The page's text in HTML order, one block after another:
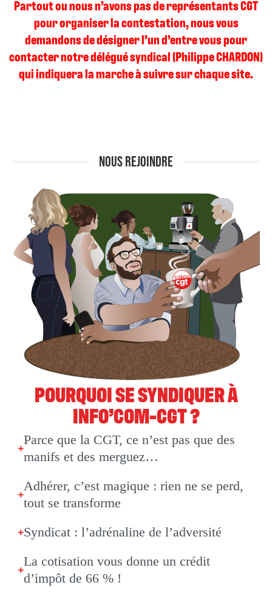
Partout ou nous n’avons pas de représentants CGT
pour organiser la contestation, nous vous
demandons de désigner l’un d’entre vous pour
contacter notre délégué syndical (Philippe CHARDON)
qui indiquera la marche à suivre sur chaque site.
NOUS REJOINDRE
POURQUOI SE SYNDIQUER À
INFO’COM-CGT ?
Parce que la CGT, ce n’est pas que des
manifs et des merguez…
Adhérer, c’est magique : rien ne se perd,
tout se transforme
Syndicat : l’adrénaline de l’adversité
La cotisation vous donne un crédit
d’impôt de 66 % !